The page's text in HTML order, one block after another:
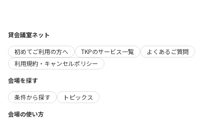
貸会議室ネット
初めてご利用の方へ
TKPのサービス一覧
よくあるご質問
利用規約・キャンセルポリシー
会場を探す
条件から探す
トピックス
会場の使い方